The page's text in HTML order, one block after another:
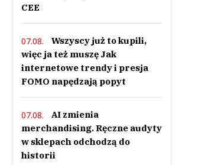
CEE
07.08.
Wszyscy już to kupili,
więc ja też muszę Jak
internetowe trendy i presja
FOMO napędzają popyt
07.08.
AI zmienia
merchandising. Ręczne audyty
w sklepach odchodzą do
historii